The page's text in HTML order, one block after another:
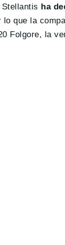
ha
lo que la
Folgore, la